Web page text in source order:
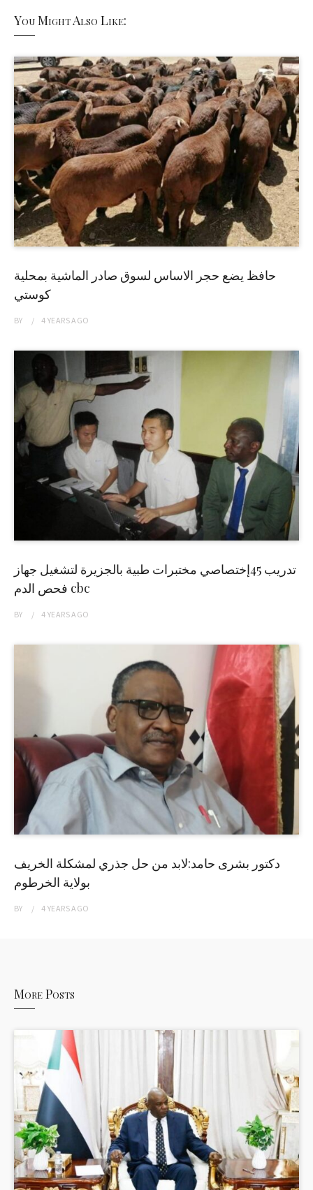
You Might Also Like:
حافظ يضع حجر الاساس لسوق صادر الماشية بمحلية
كوستي
BY 4 YEARSAGO
تدريب 45إختصاصي مختبرات طبية بالجزيرة لتشغيل جهاز
فحص الدم cbc
BY 4 YEARSAGO
دكتور بشرى حامد:لابد من حل جذري لمشكلة الخريف
بولاية الخرطوم
BY 4 YEARSAGO
More Posts